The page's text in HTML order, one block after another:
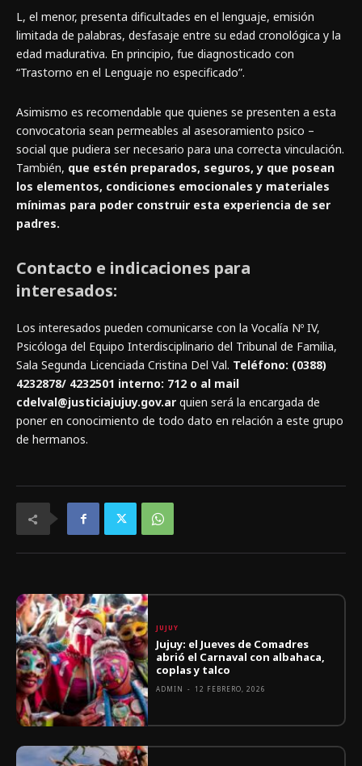
L, el menor, presenta dificultades en el lenguaje, emisión
limitada de palabras, desfasaje entre su edad cronológica y la
edad madurativa. En principio, fue diagnosticado con
“Trastorno en el Lenguaje no especificado”.
Asimismo es recomendable que quienes se presenten a esta
convocatoria sean permeables al asesoramiento psico –
social que pudiera ser necesario para una correcta vinculación.
También, que estén preparados, seguros, y que posean
los elementos, condiciones emocionales y materiales
mínimas para poder construir esta experiencia de ser
padres.
Contacto e indicaciones para
interesados:
Los interesados pueden comunicarse con la Vocalía Nº IV,
Psicóloga del Equipo Interdisciplinario del Tribunal de Familia,
Sala Segunda Licenciada Cristina Del Val. Teléfono: (0388)
4232878/ 4232501 interno: 712 o al mail
cdelval@justiciajujuy.gov.ar quien será la encargada de
poner en conocimiento de todo dato en relación a este grupo
de hermanos.
JUJUY
Jujuy: el Jueves de Comadres
abrió el Carnaval con albahaca,
coplas y talco
ADMIN - 12 FEBRERO, 2026